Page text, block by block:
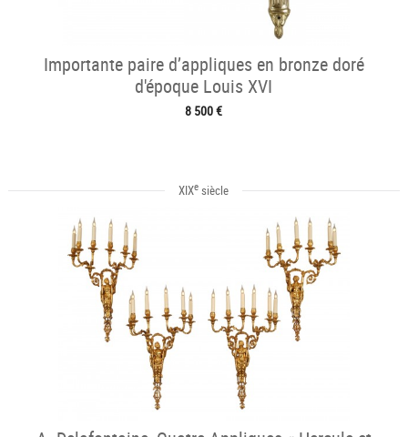
Importante paire d’appliques en bronze doré
d'époque Louis XVI
8 500 €
XIXe siècle